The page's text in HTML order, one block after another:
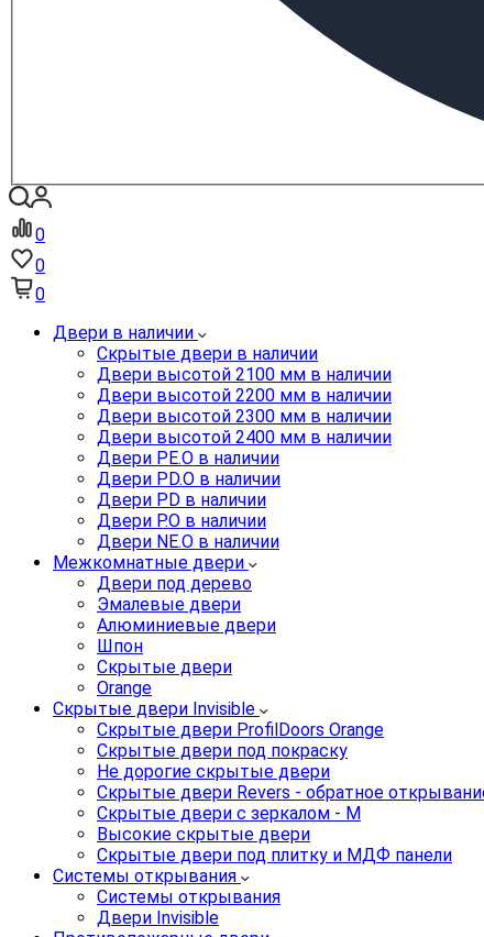
0
0
0
Двери в наличии
Скрытые двери в наличии
Двери высотой 2100 мм в наличии
Двери высотой 2200 мм в наличии
Двери высотой 2300 мм в наличии
Двери высотой 2400 мм в наличии
Двери PE.O в наличии
Двери PD.O в наличии
Двери PD в наличии
Двери P.O в наличии
Двери NE.O в наличии
Межкомнатные двери
Двери под дерево
Эмалевые двери
Алюминиевые двери
Шпон
Скрытые двери
Orange
Скрытые двери Invisible
Скрытые двери ProfilDoors Orange
Скрытые двери под покраску
Не дорогие скрытые двери
Скрытые двери Revers - обратное
Скрытые двери с зеркалом - M
Высокие скрытые двери
Скрытые двери под плитку и МДФ панели
Системы открывания
Системы открывания
Двери Invisible